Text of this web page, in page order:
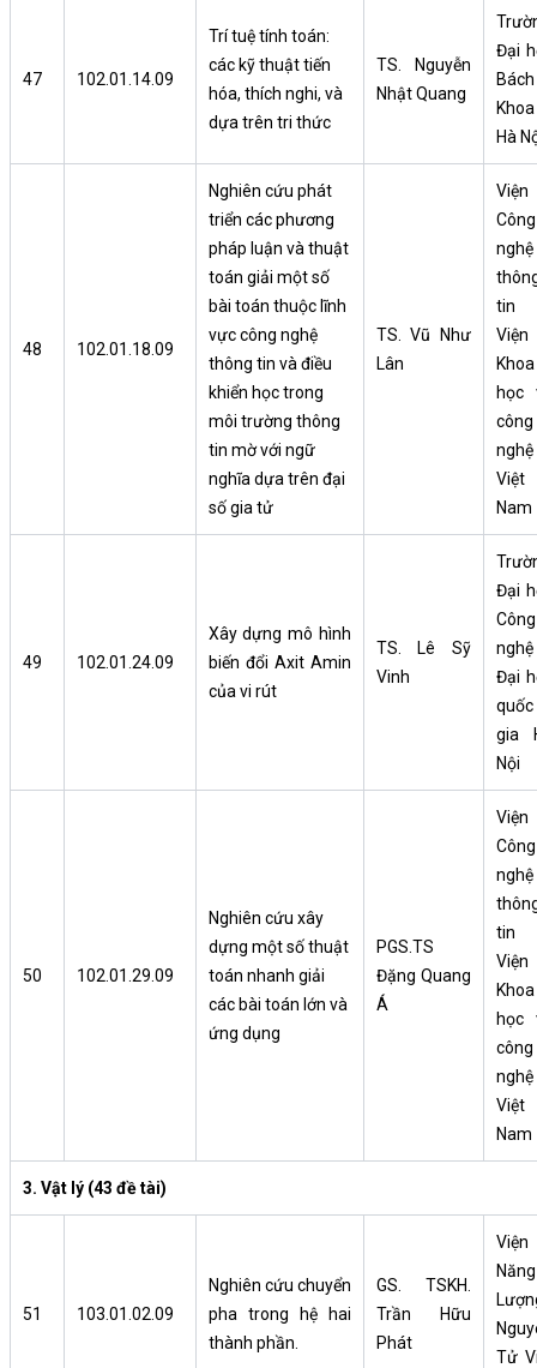
47 102.01.14.09
Trí tuệ tính toán:
các kỹ thuật tiến
hóa, thích nghi, và
dựa trên tri thức
TS. Nguyễn
Nhật Quang
Đại
Bách
Khoa
Hà
48 102.01.18.09
Nghiên cứu phát
triển các phương
pháp luận và thuật
toán giải một số
bài toán thuộc lĩnh
vực công nghệ
thông tin và điều
khiển học trong
môi trường thông
tin mờ với ngữ
nghĩa dựa trên đại
số gia tử
TS. Vũ Như
Lân
Viện
Công
nghệ
tin
Viện
Khoa
học
công
nghệ
Việt
Nam
49 102.01.24.09
Xây dựng mô hình
biến đổi Axit Amin
của vi rút
TS. Lê Sỹ
Vinh
Đại
Công
Đại
quốc
gia
Nội
50 102.01.29.09
Nghiên cứu xây
dựng một số thuật
toán nhanh giải
các bài toán lớn và
ứng dụng
PGS.TS
Đặng Quang
Á
Viện
Công
nghệ
tin
Viện
Khoa
học
công
nghệ
Việt
Nam
3. Vật lý (43 đề tài)
51 103.01.02.09
Nghiên cứu chuyển
pha trong hệ hai
thành phần.
GS. TSKH.
Trần Hữu
Phát
Viện
Năng
Tử